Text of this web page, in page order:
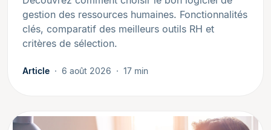
gestion des ressources humaines. Fonctionnalités
clés, comparatif des meilleurs outils RH et
critères de sélection.
Article 6 août 2026 17 min